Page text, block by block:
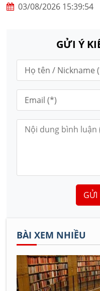
03/08/2026 15:39:54
GỬI Ý
GỬI
BÀI XEM NHIỀU